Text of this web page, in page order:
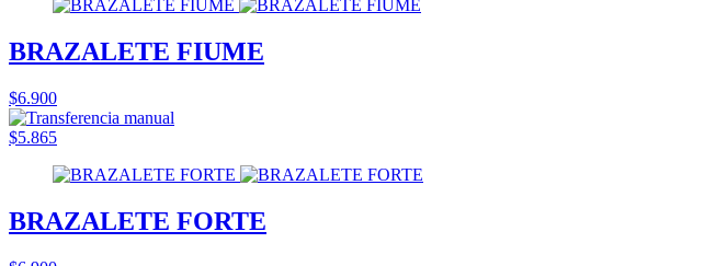
BRAZALETE FIUME
$6.900
$5.865
BRAZALETE FORTE